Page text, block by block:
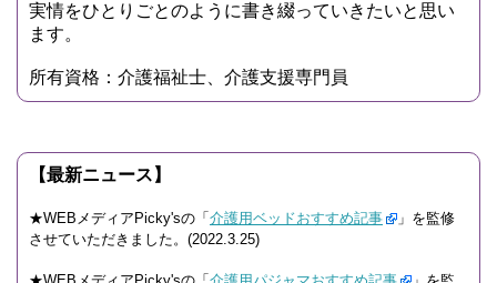
実情をひとりごとのように書き綴っていきたいと思い
ます。
所有資格：介護福祉士、介護支援専門員
【最新ニュース】
★WEBメディアPicky'sの「 介護用ベッドおすすめ記事
」を監修
させていただきました。(2022.3.25)